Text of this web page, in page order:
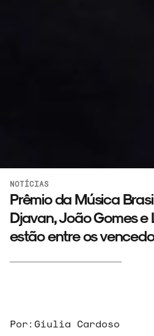
NOTÍCIAS
Prêmio da Música
Djavan, João Gomes e
estão entre os
Por: Giulia Cardoso